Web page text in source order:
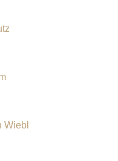
Wiebl